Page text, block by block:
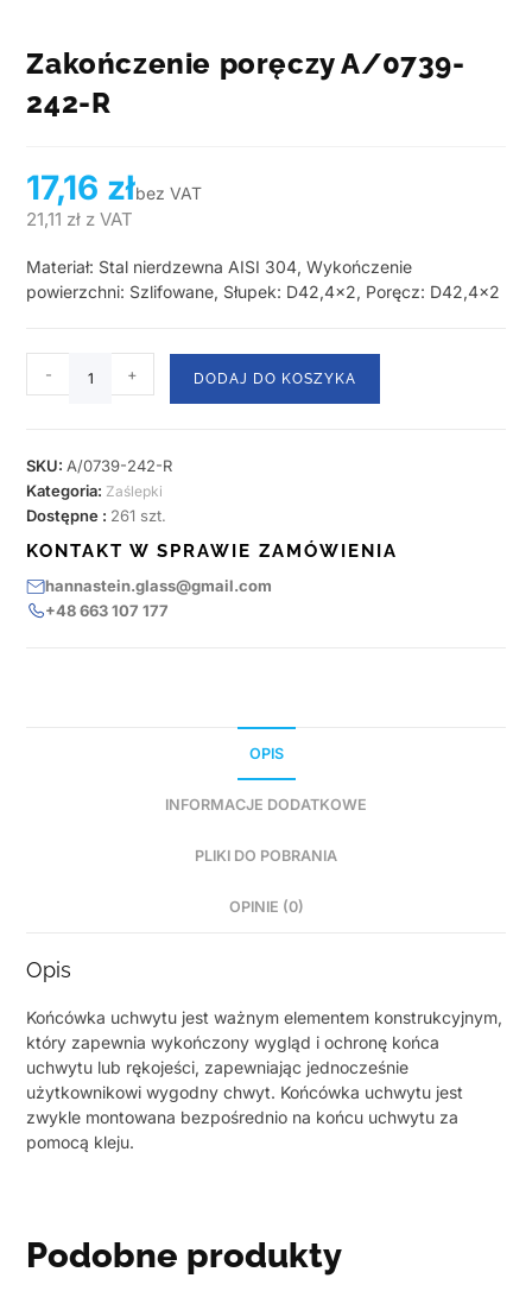
Zakończenie poręczy A/0739-
242-R
17,16 złbez VAT
21,11 zł z VAT
Materiał: Stal nierdzewna AISI 304, Wykończenie
powierzchni: Szlifowane, Słupek: D42,4×2, Poręcz: D42,4×2
- + DODAJ DO KOSZYKA
SKU: A/0739-242-R
Kategoria: Zaślepki
Dostępne : 261 szt.
KONTAKT W SPRAWIE ZAMÓWIENIA
hannastein.glass@gmail.com
+48 663 107 177
OPIS
INFORMACJE DODATKOWE
PLIKI DO POBRANIA
OPINIE (0)
Opis
Końcówka uchwytu jest ważnym elementem konstrukcyjnym,
który zapewnia wykończony wygląd i ochronę końca
uchwytu lub rękojeści, zapewniając jednocześnie
użytkownikowi wygodny chwyt. Końcówka uchwytu jest
zwykle montowana bezpośrednio na końcu uchwytu za
pomocą kleju.
Podobne produkty